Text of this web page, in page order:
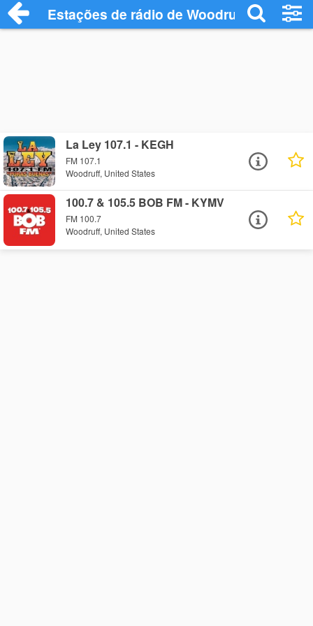
Estações de rádio de Woodruff - Ouça
La Ley 107.1 - KEGH
FM 107.1
Woodruff, United States
100.7 & 105.5 BOB FM - KYMV
FM 100.7
Woodruff, United States